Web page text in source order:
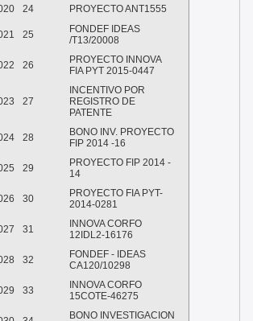
24 PROYECTO ANT1555
25
FONDEF IDEAS
/T13/20008
26
PROYECTO INNOVA
FIA PYT 2015-0447
27
INCENTIVO POR
REGISTRO DE
PATENTE
28
BONO INV. PROYECTO
FIP 2014 -16
29
PROYECTO FIP 2014 -
14
30
PROYECTO FIA PYT-
2014-0281
31
INNOVA CORFO
12IDL2-16176
32
FONDEF - IDEAS
CA120/10298
33
INNOVA CORFO
15COTE-46275
BONO INVESTIGACION